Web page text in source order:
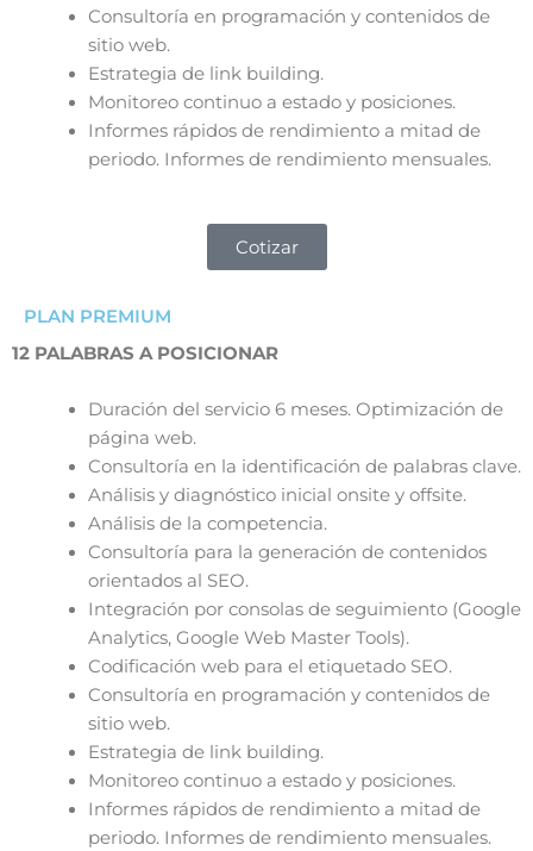
Consultoría en programación y contenidos de
sitio web.
Estrategia de link building.
Monitoreo continuo a estado y posiciones.
Informes rápidos de rendimiento a mitad de
periodo. Informes de rendimiento mensuales.
Cotizar
PLAN PREMIUM
12 PALABRAS A POSICIONAR
Duración del servicio 6 meses. Optimización de
página web.
Consultoría en la identificación de palabras clave.
Análisis y diagnóstico inicial onsite y offsite.
Análisis de la competencia.
Consultoría para la generación de contenidos
orientados al SEO.
Integración por consolas de seguimiento (Google
Analytics, Google Web Master Tools).
Codificación web para el etiquetado SEO.
Consultoría en programación y contenidos de
sitio web.
Estrategia de link building.
Monitoreo continuo a estado y posiciones.
Informes rápidos de rendimiento a mitad de
periodo. Informes de rendimiento mensuales.